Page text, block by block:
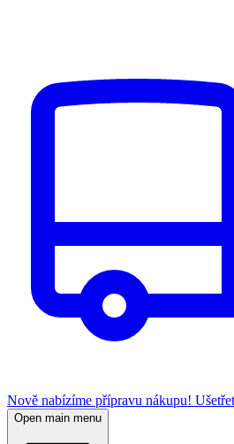
Nově nabízíme přípravu nákupu!
Open main menu